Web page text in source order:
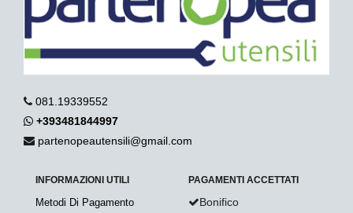
081.19339552
+393481844997
partenopeautensili@gmail.com
INFORMAZIONI UTILI
Metodi Di Pagamento
PAGAMENTI ACCETTATI
Bonifico